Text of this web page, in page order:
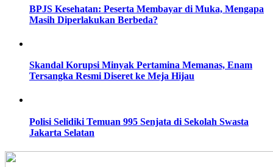
BPJS Kesehatan: Peserta Membayar di Muka, Mengapa
Masih Diperlakukan Berbeda?
Skandal Korupsi Minyak Pertamina Memanas, Enam
Tersangka Resmi Diseret ke Meja Hijau
Polisi Selidiki Temuan 995 Senjata di Sekolah Swasta
Jakarta Selatan